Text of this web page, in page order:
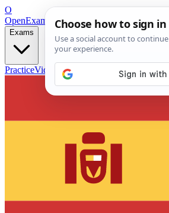
O
OpenExamPrepFree Exam Prep — Any Test
Exams
PracticeVideos Blog